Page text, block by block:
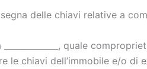
delle chiavi relative a
quale
le chiavi dell’immobile e/o